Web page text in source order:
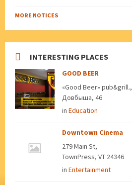
MORE NOTICES
INTERESTING PLACES
GOOD BEER
«Good Beer» pub&grill.,
Довбыша, 46
in Education
Downtown Cinema
279 Main St,
TownPress, VT 24346
in Entertainment